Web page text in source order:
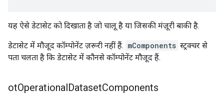
यह ऐसे डेटासेट को दिखाता है जो चालू है या जिसकी मंज़ूरी बाकी है.
डेटासेट में मौजूद कॉम्पोनेंट ज़रूरी नहीं हैं. mComponents स्ट्रक्चर से
पता चलता है कि डेटासेट में कौनसे कॉम्पोनेंट मौजूद हैं.
otOperationalDatasetComponents